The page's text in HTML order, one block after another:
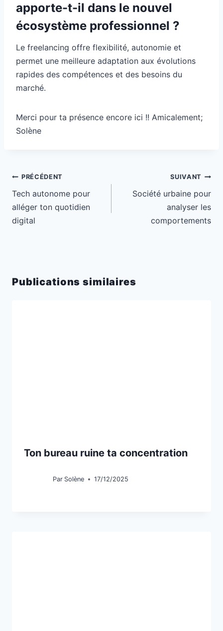
apporte-t-il dans le nouvel
écosystème professionnel ?
Le freelancing offre flexibilité, autonomie et
permet une meilleure adaptation aux évolutions
rapides des compétences et des besoins du
marché.
Merci pour ta présence encore ici !! Amicalement;
Solène
Navigation
de
l’article
PRÉCÉDENT
Tech autonome pour
alléger ton quotidien
digital
SUIVANT
Société urbaine pour
analyser les
comportements
Publications similaires
Ton bureau ruine ta concentration
Par Solène 17/12/2025